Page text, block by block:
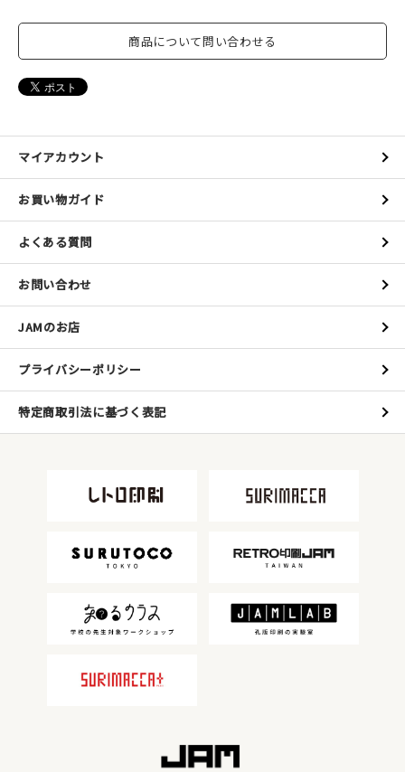
商品について問い合わせる
マイアカウント
お買い物ガイド
よくある質問
お問い合わせ
JAMのお店
プライバシーポリシー
特定商取引法に基づく表記